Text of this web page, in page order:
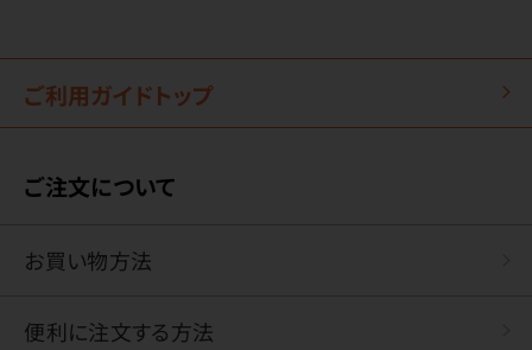
ご利用ガイドトップ
ご注文について
お買い物方法
便利に注文する方法